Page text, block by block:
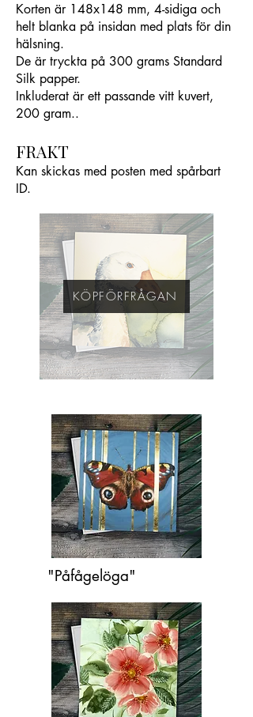
Korten är 148x148 mm, 4-sidiga och
helt blanka på insidan med plats för din
hälsning.
De är tryckta på 300 grams Standard
Silk papper.
Inkluderat är ett passande vitt kuvert,
200 gram..
FRAKT
Kan skickas med posten med spårbart
ID.
KÖPFÖRFRÅGAN
"Påfågelöga"